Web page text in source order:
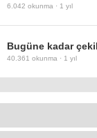
6.042 okunma · 1 yıl
Bugüne kadar
40.361 okunma · 1 yıl